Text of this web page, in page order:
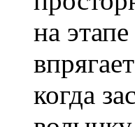
на
когда